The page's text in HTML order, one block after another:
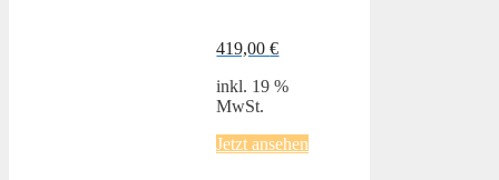
419,00€
inkl. 19 %
MwSt.
Jetzt ansehen